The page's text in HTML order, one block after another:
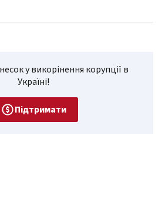
у викорінення корупції в
Україні!
Підтримати